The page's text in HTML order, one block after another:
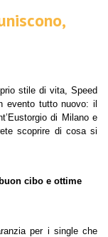
stile di vita, Speed
evento tutto nuovo: il
di Milano e
scoprire di cosa si
cibo e ottime
per i single che